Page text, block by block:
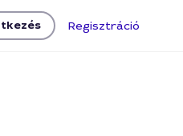
Regisztráció